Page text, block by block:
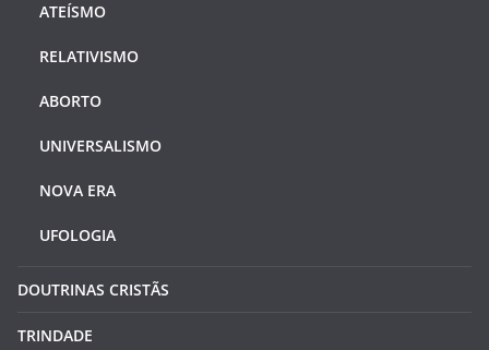
ATEÍSMO
RELATIVISMO
ABORTO
UNIVERSALISMO
NOVA ERA
UFOLOGIA
DOUTRINAS CRISTÃS
TRINDADE